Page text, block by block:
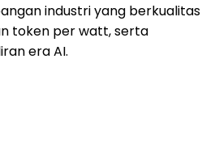
industri yang berkualitas
token per watt, serta
era AI.